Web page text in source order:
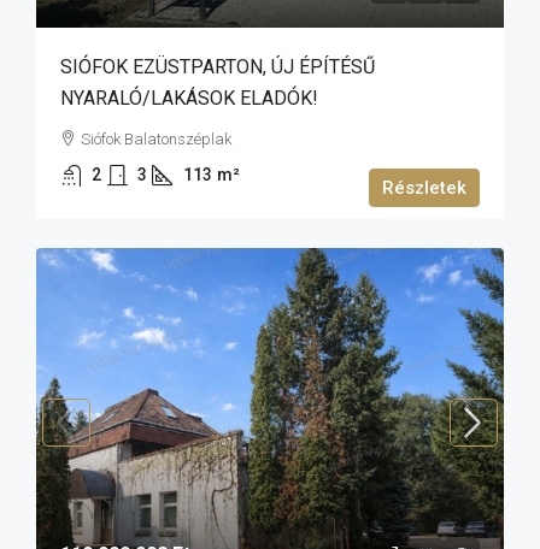
SIÓFOK EZÜSTPARTON, ÚJ ÉPÍTÉSŰ
NYARALÓ/LAKÁSOK ELADÓK!
Siófok Balatonszéplak
2 3 113 m²
Részletek